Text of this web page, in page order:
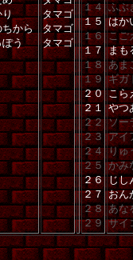
り
から
う
タマゴ
タマゴ
タマゴ
１４
１５
１６
１７
１８
１９
２０
２１
２２
２３
２４
２５
２６
２７
２８
２９
ふぶ
はか
こご
まも
あま
ギガ
こら
やつ
ソー
アイ
りゅ
かみ
じし
おん
あな
サイ